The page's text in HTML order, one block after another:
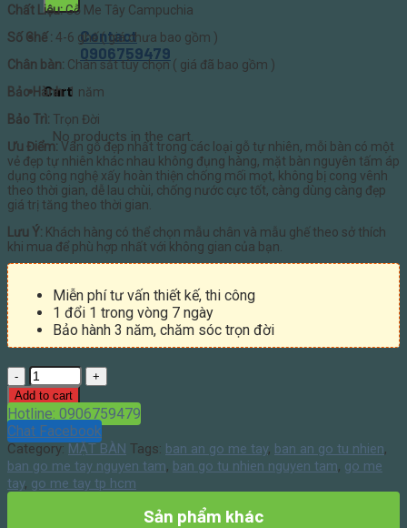
Contact
0906759479
Cart
No products in the cart.
Chất Liệu:Gỗ Me Tây Campuchia
Số Ghế : 4-6 ghế ( giá chưa bao gồm )
Chân bàn: Chân sắt tùy chọn ( giá đã bao gồm )
Bảo Hành:1 năm
Bảo Trì: Trọn Đời
Ưu Điểm: Vân gỗ đẹp nhất trong các loại gỗ tự nhiên, mỗi bàn có một
vẻ đẹp tự nhiên khác nhau không đụng hàng, mặt bàn nguyên tấm áp
dụng công nghệ xấy hoàn thiện chống mối mọt, không bị cong vênh
theo thời gian, dễ lau chùi, chống nước cực tốt, càng dùng càng đẹp
giá trị tăng theo thời gian.
Lưu Ý: Khách hàng có thể chọn mẫu chân và mẫu ghế theo sở thích
khi mua để phù hợp nhất với không gian của bạn.
Miễn phí tư vấn thiết kế, thi công
1 đổi 1 trong vòng 7 ngày
Bảo hành 3 năm, chăm sóc trọn đời
Quantity
Add to cart
Hotline: 0906759479
Chat Facebook
Category: MẶT BÀN Tags: ban an go me tay, ban an go tu nhien,
ban go me tay nguyen tam, ban go tu nhien nguyen tam, go me
tay, go me tay tp hcm
Sản phẩm khác